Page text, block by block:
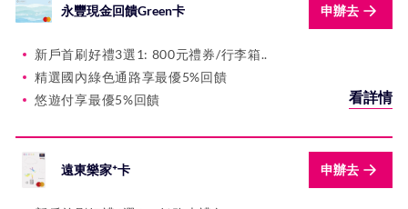
永豐現金回饋Green卡 申辦去
新戶首刷好禮3選1: 800元禮券/行李箱..
精選國內綠色通路享最優5%回饋
悠遊付享最優5%回饋
看詳情
遠東樂家⁺卡 申辦去